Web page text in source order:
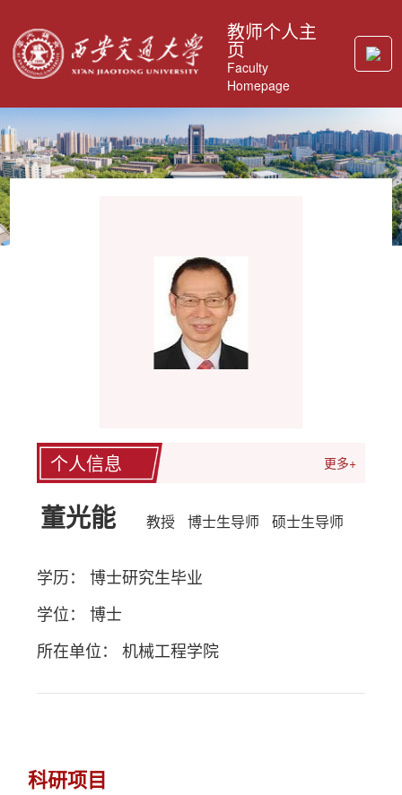
教师个人主
页
Faculty
Homepage
个人信息 更多+
董光能 教授 博士生导师 硕士生导师
学历： 博士研究生毕业
学位： 博士
所在单位： 机械工程学院
科研项目